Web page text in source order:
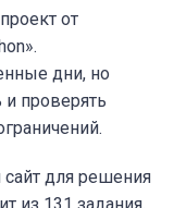
от
дни, но
проверять
для решения